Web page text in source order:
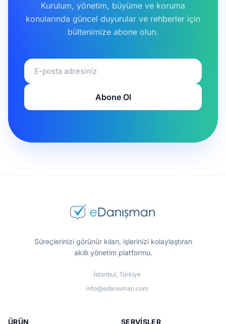
Kurulum, yönetim, büyüme ve koruma
konularında güncel duyurular ve rehberler için
bültenimize abone olun.
E-posta adresiniz
Abone Ol
Süreçlerinizi görünür kılan, işlerinizi kolaylaştıran
akıllı yönetim platformu.
İstanbul, Türkiye
info@edanisman.com
ÜRÜN SERVISLER